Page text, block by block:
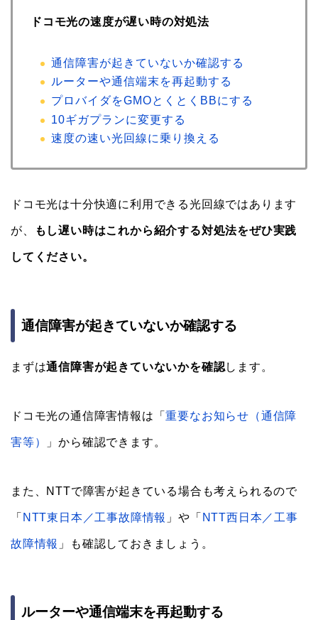
ドコモ光の速度が遅い時の対処法
通信障害が起きていないか確認する
ルーターや通信端末を再起動する
プロバイダをGMOとくとくBBにする
10ギガプランに変更する
速度の速い光回線に乗り換える
ドコモ光は十分快適に利用できる光回線ではあります
が、 もし遅い時はこれから紹介する対処法をぜひ実践
してください。
通信障害が起きていないか確認する
まずは通信障害が起きていないかを確認します。
ドコモ光の通信障害情報は「重要なお知らせ（通信障
害等） 」から確認できます。
また、NTTで障害が起きている場合も考えられるので
「 NTT東日本／工事故障情報 」や「 NTT西日本／工事
故障情報 」も確認しておきましょう。
ルーターや通信端末を再起動する